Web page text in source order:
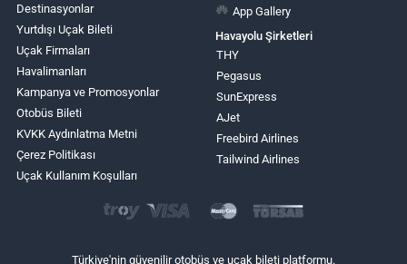
Destinasyonlar
Yurtdışı Uçak Bileti
Uçak Firmaları
Havalimanları
Kampanya ve Promosyonlar
Otobüs Bileti
KVKK Aydınlatma Metni
Çerez Politikası
Uçak Kullanım Koşulları
App Gallery
Havayolu Şirketleri
THY
Pegasus
SunExpress
AJet
Freebird Airlines
Tailwind Airlines
Türkiye'nin güvenilir otobüs ve uçak bileti platformu.